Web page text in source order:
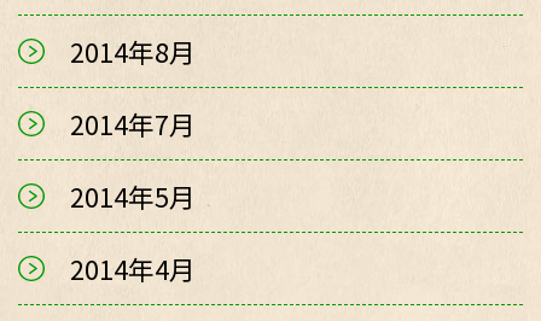
2014年8月
2014年7月
2014年5月
2014年4月